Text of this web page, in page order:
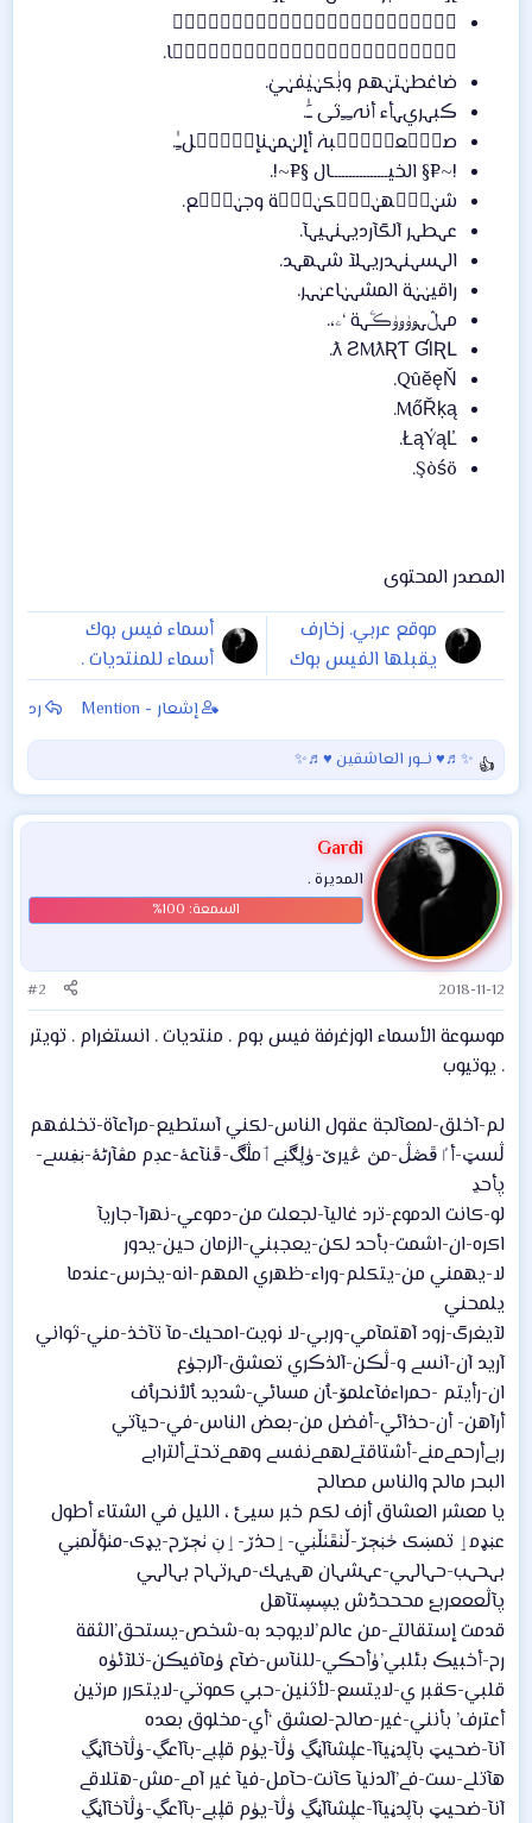
ﺂۣۗلۣۗہۣۗصۣۗہۣۗقۣۗہۣۗرۣۗ
شۣۗہۣۗخۣۗہۣۗصۣۗہۣۗيۣۗہۣۗا.
ضاغطہٰتہٰهم وبٰٰكہٰيٰفہٰيٰ.
ڪبہريﮩأء أنہﹻﹻثى ﹷٰ.
‏صہۣۗعہۣۗہۧبہٰ أإلہٰمہٰنإأۗہۣۗلﹻٰ‏.
!~¤§ الخيــــــــــــــــال §¤~!.
شہٰہۣۗهہٰہۣۚكہٰہۣۚة وجہٰہۣۗع.
عہطہر آلگآرديہنہيہآ.
الہسہنہدريہلآ شہهہد.
راقيہٰہٰة المشہہٰاعہٰہر.
مہڷہۄﯜۄﯜڪۧہة ‘ۦ،.
ƛ ƧMƛƦƬ ƓƖƦԼ.
QûĕęŇ.
MőŘķą.
ŁąÝąĽ.
Şòśö.
المصدر المحتوى
موقع عربي. زخارف
يقبلها الفيس بوك
.رموز و اشكال منوعة
طويلة مزخرفة أعكس
إسمك او النص زخرف
بنفسك بعض
الزخارف الإ
أسماء فيس بوك
أسماء للمنتديات .
مجموعة أسماء فيس
بوك للبنات . أسماء
فيس بوك للشباب .
أسماء فيس بوك
للحب أسماء فيس
إشعار - Mention رد
ا
ل
ت
ف
ا
ع
ل
ا
ت
:
✨♬♥ نـــور العاشقين ♥♬✨
Gardi
المديرة .
2018-11-12
#2
موسوعة الأسماء الوزغرفة فيس بوم . منتديات . انستغرام . تويتر
. يوتيوب
لم-آخلق-لمعآلجة عقول الناس-لكني آستطيع-مرآعآة-تخلفهم
ڷسټ-أٵڦڞڷ-مڽ ڠيرێ-ۈڸڰڹےٲمڷڰ-ڦنآعۀ-عڊم مڨآرڻۀ-ڹڣسے-
پأحڍ
لو-كانت الدموع-ترد غاليآ-لجعلت من-دموعي-نهرآ-جاريآ
اكره-ان-اشمت-بأحد لكن-يعجبني-الزمان حين-يدور
لا-يهمني من-يتكلم-وراء-ظهري المهم-انه-يخرس-عندما
يلمحني
لآيغرگ-زود آهتمآمي-وربي-لا نويت-امحيك-مآ تآخذ-مني-ثواني
آريد آن-آنسے و-ڷڪن-آلذڪري تعشق-آلرجۈع
ان-رأيتم -حمراءفآعلمۆ-ﭑن مسائي-شديد ﭑلٱنحرﭑف
أرآهن- أن-حذآئي-أفضل من-بعض الناس-في-حيآتي
ربےأرحمےمنے-أشتاقتےلهمےنفسے وهمےتحتےألترابے
البحر مالح والناس مصالح
يا معشر العشاق أزف لكم خبر سيئ ، الليل في الشتاء أطول
عڹډمٳ تمښک ڂڹڄڒ-ڵٺڦٺڵڹي-ٳحذڒ-ٳڹ ٺڄڒح-یډک-ڡٺؤڵمڹي
بہحہب-حہالہي-عہشہان هہيہك-مہرتہاح بہالہي
پآڷعععربۓ محححڈش يڛڛتآهل
قدمت إستقالتے-من عالم’لايوجد به-شخص-يستحق’الثقة
رح-أخبيڪ بئلبي’ۈأحڪي-للنآس-ضآع ۈمآفيڪن-تلآئۈه
قلبي-كقبر ي-لايتسع-لأثنين-حبي كموتي-لايتكرر مرتين
أعترف’ بأنني-غير-صالح-لعشق ‘أي-مخلوق بعده
آنآ-ضحيټ بآڸدڼيآآ-عڸشآآڼڲ ۈڷآ-يۈم قڸبے-بآآعڲ-ۈڷآخآآڼڲ
هآتلے-ست-فے’آلدنيآ كآنت-حآمل-فيآ غير آمے-مش-هتلاقے
آنآ-ضحيټ بآڸدڼيآآ-عڸشآآڼڲ ۈڷآ-يۈم قڸبے-بآآعڲ-ۈڷآخآآڼڲ